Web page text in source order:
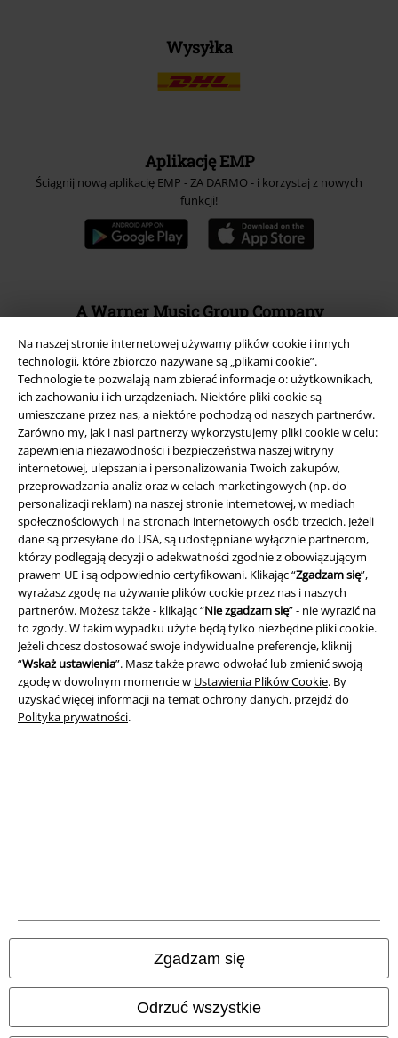
Na naszej stronie internetowej używamy plików cookie i innych
technologii, które zbiorczo nazywane są „plikami cookie”.
Technologie te pozwalają nam zbierać informacje o: użytkownikach,
ich zachowaniu i ich urządzeniach. Niektóre pliki cookie są
umieszczane przez nas, a niektóre pochodzą od naszych partnerów.
Zarówno my, jak i nasi partnerzy wykorzystujemy pliki cookie w celu:
zapewnienia niezawodności i bezpieczeństwa naszej witryny
internetowej, ulepszania i personalizowania Twoich zakupów,
przeprowadzania analiz oraz w celach marketingowych (np. do
personalizacji reklam) na naszej stronie internetowej, w mediach
społecznościowych i na stronach internetowych osób trzecich. Jeżeli
dane są przesyłane do USA, są udostępniane wyłącznie partnerom,
którzy podlegają decyzji o adekwatności zgodnie z obowiązującym
prawem UE i są odpowiednio certyfikowani. Klikając “Zgadzam się”,
wyrażasz zgodę na używanie plików cookie przez nas i naszych
partnerów. Możesz także - klikając “Nie zgadzam się” - nie wyrazić na
to zgody. W takim wypadku użyte będą tylko niezbędne pliki cookie.
Jeżeli chcesz dostosować swoje indywidualne preferencje, kliknij
“Wskaż ustawienia”. Masz także prawo odwołać lub zmienić swoją
zgodę w dowolnym momencie w Ustawienia Plików Cookie. By
uzyskać więcej informacji na temat ochrony danych, przejdź do
Polityka prywatności.
Zgadzam się
Odrzuć wszystkie
Wysyłka
Aplikację EMP
Ściągnij nową aplikację EMP - ZA DARMO - i korzystaj z nowych
funkcji!
A Warner Music Group Company
Informacje prawne
Regulamin
Dane firmy
Polityka prywatności
Unieszkodliwianie odpadów i ochrona środowiska
Wszystkie ceny zawierają podatek VAT. Nie zawierająkosztów
wysyłki.
© 1986-2026 E.M.P. Merchandising HGmbH